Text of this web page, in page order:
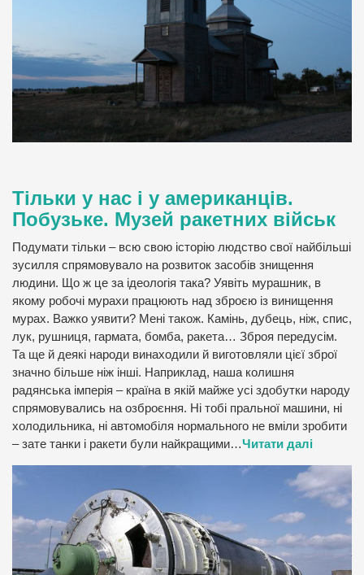
Тільки у нас і у американців.
Побузьке. Музей ракетних військ
Подумати тільки – всю свою історію людство свої найбільші
зусилля спрямовувало на розвиток засобів знищення
людини. Що ж це за ідеологія така? Уявіть мурашник, в
якому робочі мурахи працюють над зброєю із винищення
мурах. Важко уявити? Мені також. Камінь, дубець, ніж, спис,
лук, рушниця, гармата, бомба, ракета… Зброя передусім.
Та ще й деякі народи винаходили й виготовляли цієї зброї
значно більше ніж інші. Наприклад, наша колишня
радянська імперія – країна в якій майже усі здобутки народу
спрямовувались на озброєння. Ні тобі пральної машини, ні
холодильника, ні автомобіля нормального не вміли зробити
– зате танки і ракети були найкращими…Читати далі